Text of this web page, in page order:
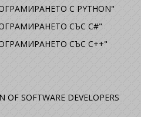
С PYTHON"
СЪС C#"
СЪС C++"
OF SOFTWARE DEVELOPERS